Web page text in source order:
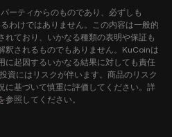
ーティからのものであり、必ずしも
わけではありません。この内容は一般的
れており、いかなる種類の表明や保証も
釈されるものでもありません。KuCoinは
に起因するいかなる結果に対しても責任
資にはリスクが伴います。商品のリスク
に基づいて慎重に評価してください。詳
参照してください。